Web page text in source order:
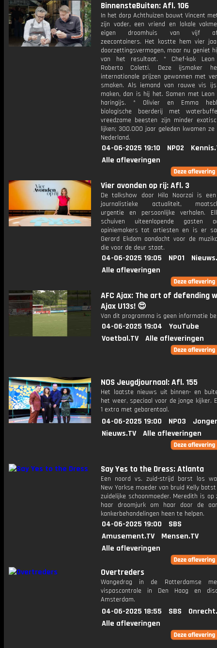
BinnensteBuiten: Afl. 106
In het dorp Achthuizen bouwt Vincent
zijn vader, een vriend en lokale
eigen droomhuis van vijf
zeecontainers. Het kostte hem vier
doorzettingsvermogen, maar nu geniet
van het resultaat. * Chef-kok Leon
Roberto Coletti. Deze ijsmaker
internationale prijzen gewonnen met
smaken. Als iemand van rauwe vis
maken, dan is hij het. Samen met
haringijs. * Olivier en Emma
biologische boerderij met
vreedzame beesten zijn minder
lijken; 300.000 jaar geleden kwamen
Nederland.
04-06-2025 19:10 NPO2
Alle afleveringen
Vier avonden op rij: Afl. 3
De talkshow door Hila Noorzai is
journalistieke actualiteit,
urgentie en persoonlijke verhalen.
schuiven uiteenlopende gasten
opiniemakers tot artiesten en is er
Gerard Ekdom aandacht voor de
die voor de deur staat.
04-06-2025 19:05 NPO1
Alle afleveringen
AFC Ajax: The art of defending
Ajax U13s! 😍
Van dit programma is geen informatie
04-06-2025 19:04
YouTube
Voetbal.TV
Alle afleveringen
NOS Jeugdjournaal: Afl. 155
Het laatste nieuws uit binnen- en
het weer, speciaal voor de jonge kijker.
1 extra met gebarentaal.
04-06-2025 19:00 NPO3
Nieuws.TV
Alle afleveringen
Say Yes to the Dress: Atlanta
Een noord vs. zuid-strijd barst los
New Yorkse moeder van bruid Kelly
zuidelijke schoonmoeder. Meredith is op
haar droomjurk om haar door de
kankerbehandelingen heen te helpen.
04-06-2025 19:00
SBS
Amusement.TV
Mensen.TV
Alle afleveringen
Overtreders
Wangedrag in de Rotterdamse
vispascontrole in Den Haag en
Amsterdam.
04-06-2025 18:55 SBS
Alle afleveringen